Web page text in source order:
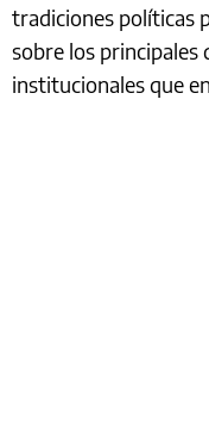
tradiciones políticas
sobre los principales
institucionales que